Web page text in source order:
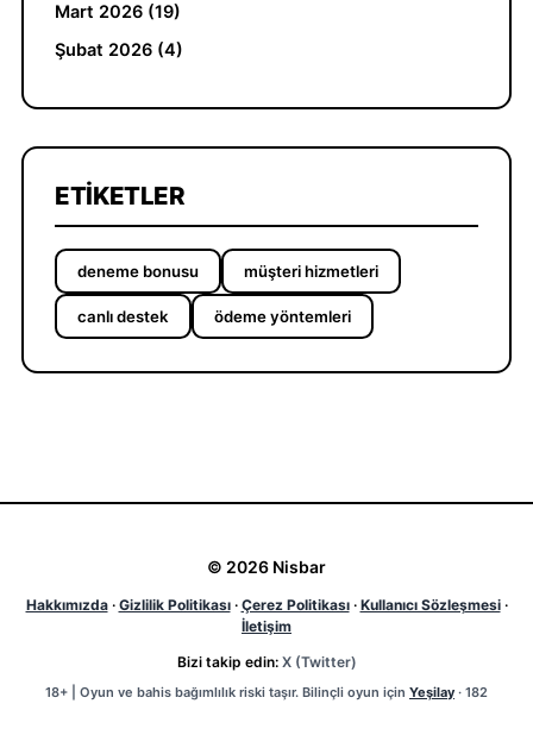
Mart 2026 (19)
Şubat 2026 (4)
ETIKETLER
deneme bonusu müşteri hizmetleri
canlı destek ödeme yöntemleri
© 2026 Nisbar
Hakkımızda · Gizlilik Politikası · Çerez Politikası · Kullanıcı Sözleşmesi ·
İletişim
Bizi takip edin: X (Twitter)
18+ | Oyun ve bahis bağımlılık riski taşır. Bilinçli oyun için Yeşilay · 182